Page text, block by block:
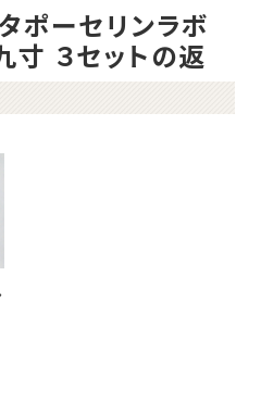
タポーセリンラボ
３セットの返